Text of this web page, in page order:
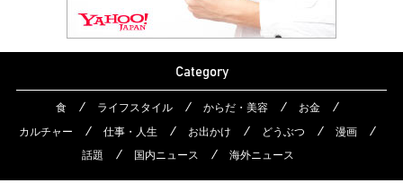
Category
食 ライフスタイル からだ・美容
お金
カルチャー
仕事・人生 お出かけ どうぶつ
漫画
話題
国内ニュース 海外ニュース